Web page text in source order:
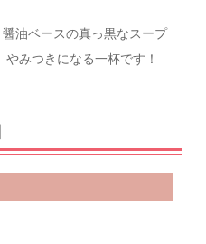
油ベースの真っ黒なスープ
みつきになる一杯です！